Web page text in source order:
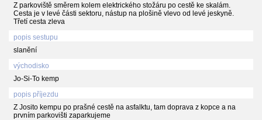
Z parkoviště směrem kolem elektrického stožáru po cestě ke skalám.
Cesta je v levé části sektoru, nástup na plošině vlevo od levé jeskyně.
Třetí cesta zleva
popis sestupu
slanění
východisko
Jo-Si-To kemp
popis příjezdu
Z Josito kempu po prašné cestě na asfalktu, tam doprava z kopce a na
prvním parkovišti zaparkujeme